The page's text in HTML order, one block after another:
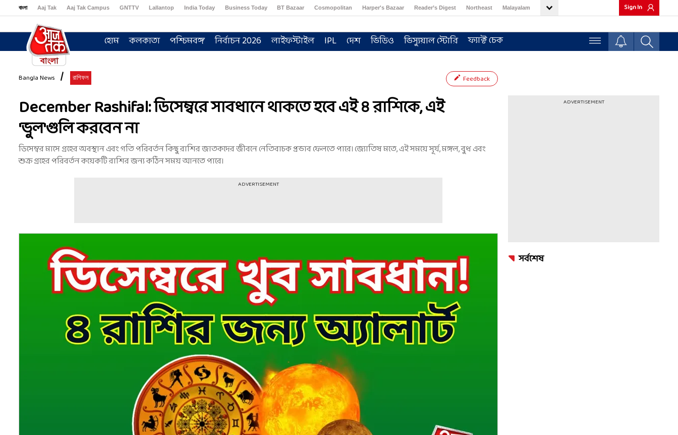
বাংলা Aaj Tak Aaj Tak Campus GNTTV Lallantop India Today Business Today BT Bazaar Cosmopolitan Harper's Bazaar Reader’s Digest Northeast Malayalam Sign In
হোম কলকাতা পশ্চিমবঙ্গ নির্বাচন 2026 লাইফস্টাইল IPL দেশ ভিডিও ভিস্যুয়াল স্টোরি ফ্যাক্ট চেক
Bangla News রাশিফল Feedback
December Rashifal: ডিসেম্বরে সাবধানে থাকতে হবে এই ৪ রাশিকে, এই
'ভুল'গুলি করবেন না
ডিসেম্বর মাসে গ্রহের অবস্থান এবং গতি পরিবর্তন কিছু রাশির জাতকদের জীবনে নেতিবাচক প্রভাব ফেলতে পারে। জ্যোতিষ মতে, এই সময়ে সূর্য, মঙ্গল, বুধ এবং
শুক্র গ্রহের পরিবর্তন কয়েকটি রাশির জন্য কঠিন সময় আনতে পারে।
ADVERTISEMENT
ADVERTISEMENT
সর্বশেষ